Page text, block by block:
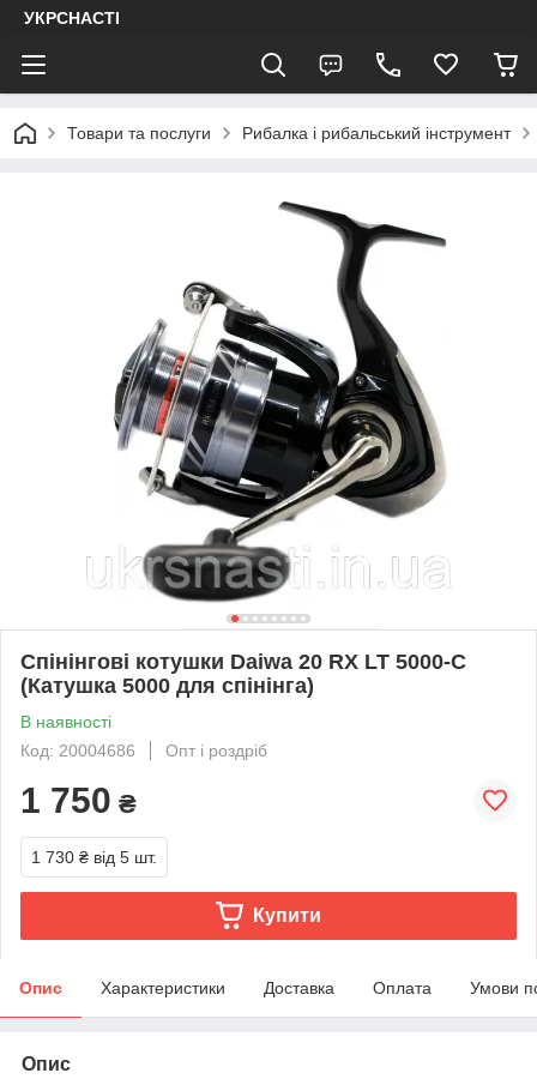
УКРСНАСТІ
Товари та послуги Рибалка і рибальський інструмент
Спінінгові котушки Daiwa 20 RX LT 5000-C
(Катушка 5000 для спінінга)
В наявності
Код: 20004686
Опт і роздріб
1 750 ₴
1 730 ₴ від 5 шт.
Купити
Опис Характеристики Доставка Оплата Умови
Опис